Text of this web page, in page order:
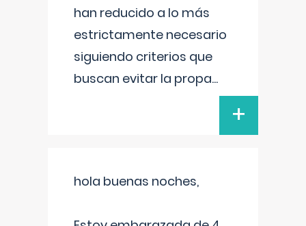
han reducido a lo más
estrictamente necesario
siguiendo criterios que
buscan evitar la propa...
+
hola buenas noches,